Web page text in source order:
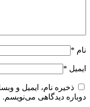
نام *
ایمیل *
ذخیره نام، ایمیل و
دوباره دیدگاهی می‌نویسم.